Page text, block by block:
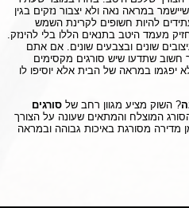
במראה נאה ולא יצבור נזקים בגין
להיות חשופים לקרינת השמש
מעמד היטב בתנאים הללו בלי להינזק.
שונים ובצבעים שונים. אם אתם
חשוב שתדעו שיש סורגים מקסימים
יפגמו במראה של הבית אלא יוסיפו לו
? השוק מציע מגוון רחב של סורגים
המוצלח והמתאים שעונה על הצורך
מדירה מסורגת באיכות גבוהה ובמראה